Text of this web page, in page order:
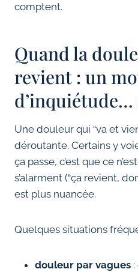
comptent.
Quand la
revient : un
d’inquiétude…
Une douleur qui “va et
déroutante. Certains y
ça passe, c’est que ce
s’alarment (“ça revient,
est plus nuancée.
Quelques situations
douleur par vagues